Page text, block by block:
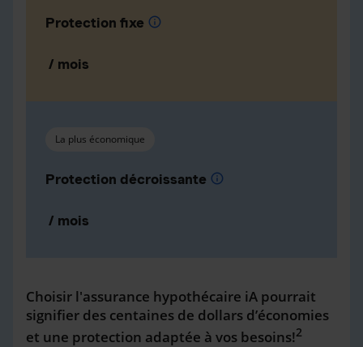
Protection fixe info
/ mois
La plus économique
Protection décroissante info
/ mois
Choisir l'assurance hypothécaire iA pourrait
signifier des centaines de dollars d’économies
et une protection adaptée à vos besoins!2